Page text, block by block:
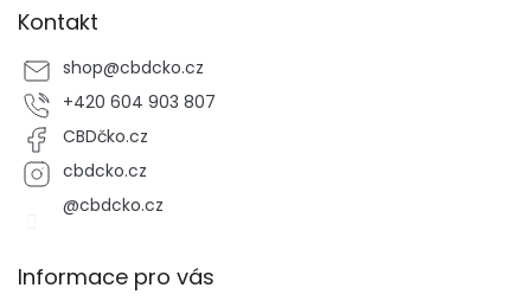
Kontakt
shop@cbdcko.cz
+420 604 903 807
CBDčko.cz
cbdcko.cz
@cbdcko.cz
Informace pro vás